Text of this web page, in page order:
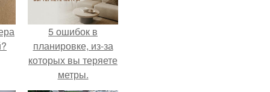
5 ошибок в
планировке, из-за
которых вы теряете
метры.